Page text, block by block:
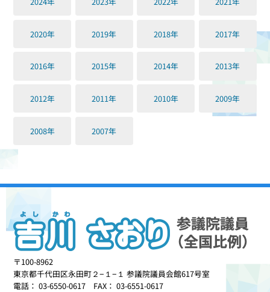
2020年 2019年 2018年 2017年
2016年 2015年 2014年 2013年
2012年 2011年 2010年 2009年
2008年 2007年
〒100-8962
東京都千代田区永田町２−１−１ 参議院議員会館617号室
電話： 03-6550-0617 FAX： 03-6551-0617